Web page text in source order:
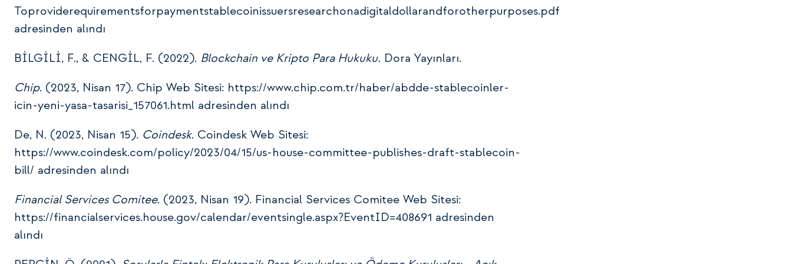
Toproviderequirementsforpaymentstablecoinissuersresearchonadigitaldollarandforotherpurposes.pdf
adresinden alındı
BİLGİLİ, F., & CENGİL, F. (2022). Blockchain ve Kripto Para Hukuku. Dora Yayınları.
Chip. (2023, Nisan 17). Chip Web Sitesi: https://www.chip.com.tr/haber/abdde-stablecoinler-
icin-yeni-yasa-tasarisi_157061.html adresinden alındı
De, N. (2023, Nisan 15). Coindesk. Coindesk Web Sitesi:
https://www.coindesk.com/policy/2023/04/15/us-house-committee-publishes-draft-stablecoin-
bill/ adresinden alındı
Financial Services Comitee. (2023, Nisan 19). Financial Services Comitee Web Sitesi:
https://financialservices.house.gov/calendar/eventsingle.aspx?EventID=408691 adresinden
alındı